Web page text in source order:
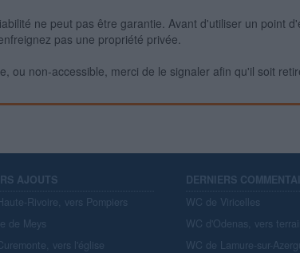
ne peut pas être garantie. Avant d'utiliser un point
pas une propriété privée.
ou non-accessible, merci de le signaler afin qu'il soit
AJOUTS
Rivoire, vers Pompiers
de Meys
vers l'église
DERNIERS
WC de Viricelles
WC d'Odenas, vers
WC de Lamure-sur-